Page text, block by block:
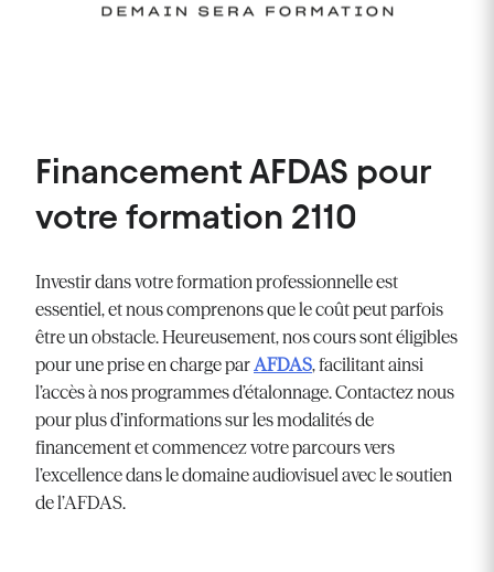
Financement AFDAS pour
votre formation 2110
Investir dans votre formation professionnelle est
essentiel, et nous comprenons que le coût peut parfois
être un obstacle. Heureusement, nos cours sont éligibles
pour une prise en charge parAFDAS, facilitant ainsi
l’accès à nos programmes d’étalonnage. Contactez nous
pour plus d’informations sur les modalités de
financement et commencez votre parcours vers
l’excellence dans le domaine audiovisuel avec le soutien
de l’AFDAS.